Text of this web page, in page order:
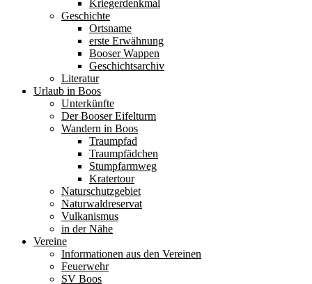
Kriegerdenkmal
Geschichte
Ortsname
erste Erwähnung
Booser Wappen
Geschichtsarchiv
Literatur
Urlaub in Boos
Unterkünfte
Der Booser Eifelturm
Wandern in Boos
Traumpfad
Traumpfädchen
Stumpfarmweg
Kratertour
Naturschutzgebiet
Naturwaldreservat
Vulkanismus
in der Nähe
Vereine
Informationen aus den Vereinen
Feuerwehr
SV Boos